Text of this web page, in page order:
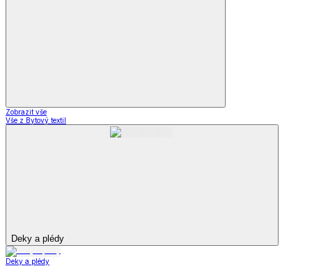
Zobrazit vše
Vše z Bytový textil
Deky a plédy
Deky a plédy